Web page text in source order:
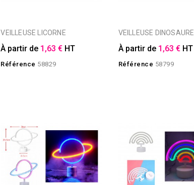
VEILLEUSE LICORNE
À partir de 1,63 € HT
Référence 58829
VEILLEUSE DINOSAURE
À partir de 1,63 € HT
Référence 58799